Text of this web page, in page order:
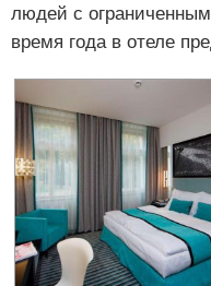
людей с
время года в отеле